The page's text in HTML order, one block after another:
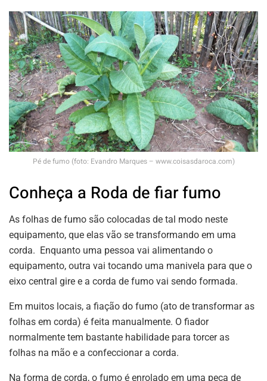
Pé de fumo (foto: Evandro Marques – www.coisasdaroca.com)
Conheça a Roda de fiar fumo
As folhas de fumo são colocadas de tal modo neste
equipamento, que elas vão se transformando em uma
corda. Enquanto uma pessoa vai alimentando o
equipamento, outra vai tocando uma manivela para que o
eixo central gire e a corda de fumo vai sendo formada.
Em muitos locais, a fiação do fumo (ato de transformar as
folhas em corda) é feita manualmente. O fiador
normalmente tem bastante habilidade para torcer as
folhas na mão e a confeccionar a corda.
Na forma de corda, o fumo é enrolado em uma peça de